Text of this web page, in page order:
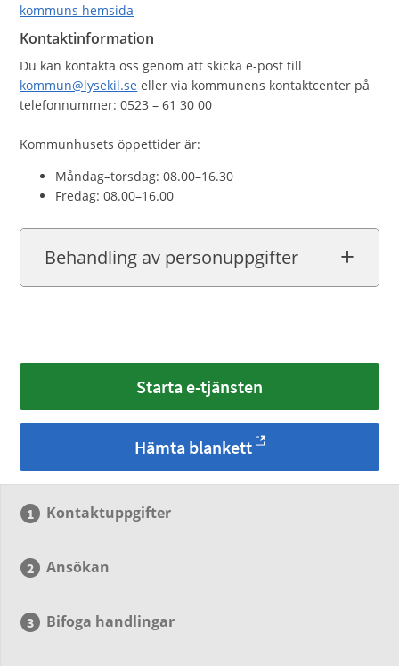
kommuns hemsida
Kontaktinformation
Du kan kontakta oss genom att skicka e-post till
kommun@lysekil.se eller via kommunens kontaktcenter på
telefonnummer: 0523 – 61 30 00
Kommunhusets öppettider är:
Måndag–torsdag: 08.00–16.30
Fredag: 08.00–16.00
Behandling av personuppgifter
Starta e-tjänsten
Hämta blankett
Kontaktuppgifter
Ansökan
Bifoga handlingar